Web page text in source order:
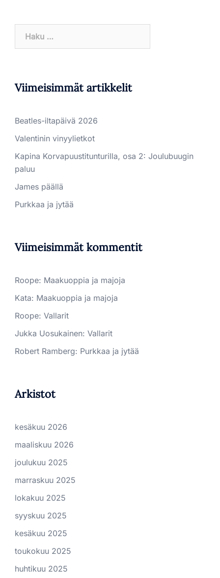
Viimeisimmät artikkelit
Beatles-iltapäivä 2026
Valentinin vinyylietkot
Kapina Korvapuustitunturilla, osa 2: Joulubuugin
paluu
James päällä
Purkkaa ja jytää
Viimeisimmät kommentit
Roope: Maakuoppia ja majoja
Kata: Maakuoppia ja majoja
Roope: Vallarit
Jukka Uosukainen: Vallarit
Robert Ramberg: Purkkaa ja jytää
Arkistot
kesäkuu 2026
maaliskuu 2026
joulukuu 2025
marraskuu 2025
lokakuu 2025
syyskuu 2025
kesäkuu 2025
toukokuu 2025
huhtikuu 2025